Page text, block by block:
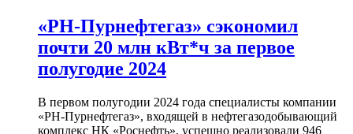
«РН-Пурнефтегаз» сэкономил
почти 20 млн кВт*ч за первое
полугодие 2024
В первом полугодии 2024 года специалисты компании
«РН-Пурнефтегаз», входящей в нефтегазодобывающий
комплекс НК «Роснефть», успешно реализовали 946